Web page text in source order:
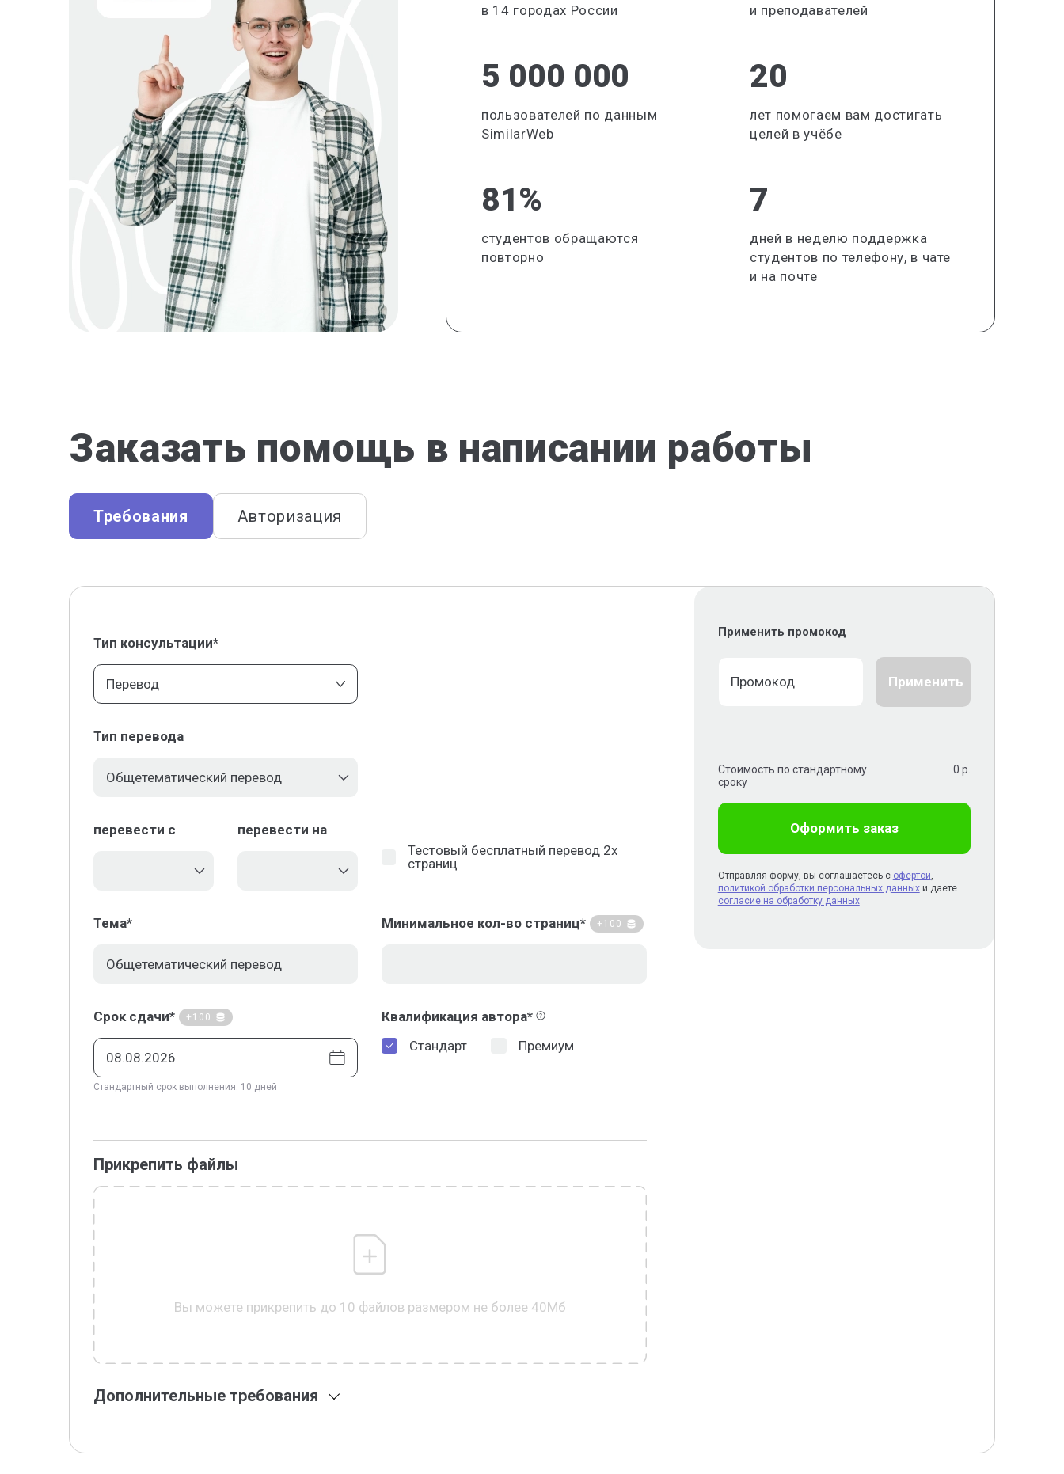
в 14 городах России
и преподавателей
5 000 000
пользователей по данным
SimilarWeb
20
лет помогаем вам достигать
целей в учёбе
81%
студентов обращаются
повторно
7
дней в неделю поддержка
студентов по телефону, в чате
и на почте
Заказать помощь в написании работы
Требования Авторизация
Тип консультации*
Перевод
Тип перевода
перевести с
перевести на
Тестовый бесплатный перевод 2х
страниц
Тема* Минимальное кол-во страниц* +100
Срок сдачи* +100
Стандартный срок выполнения: 10 дней
Квалификация автора*
Стандарт
Премиум
Прикрепить файлы
Вы можете прикрепить до 10 файлов размером не более 40Мб
Дополнительные требования
Применить промокод
Применить
Стоимость по стандартному
сроку
0 р.
Оформить заказ
Отправляя форму, вы соглашаетесь с офертой,
политикой обработки персональных данныхи даете
согласие на обработку данных